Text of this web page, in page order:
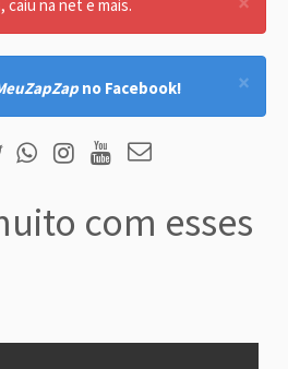
na net e mais.
×
no Facebook!
com esses